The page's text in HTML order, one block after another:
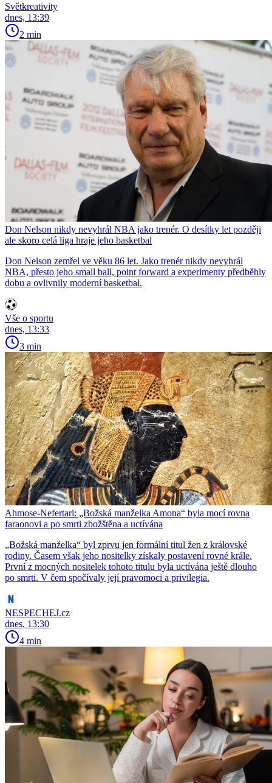
Světkreativity
dnes, 13:39
2 min
Don Nelson nikdy nevyhrál NBA jako trenér. O desítky let později
ale skoro celá liga hraje jeho basketbal
Don Nelson zemřel ve věku 86 let. Jako trenér nikdy nevyhrál
NBA, přesto jeho small ball, point forward a experimenty předběhly
dobu a ovlivnily moderní basketbal.
Vše o sportu
dnes, 13:33
3 min
Ahmose-Nefertari: „Božská manželka Amona“ byla mocí rovna
faraonovi a po smrti zbožštěna a uctívána
​​​​​​​„Božská manželka“ byl zprvu jen formální titul žen z královské
rodiny. Časem však jeho nositelky získaly postavení rovné krále.
První z mocných nositelek tohoto titulu byla uctívána ještě dlouho
po smrti. V čem spočívaly její pravomoci a privilegia.
NESPECHEJ.cz
dnes, 13:30
4 min